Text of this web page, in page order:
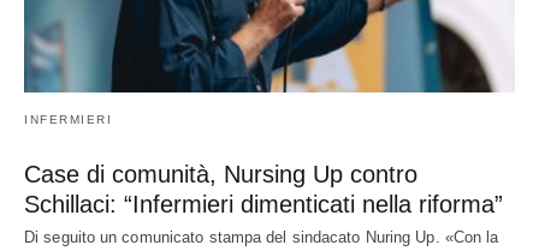
INFERMIERI
Case di comunità, Nursing Up contro
Schillaci: “Infermieri dimenticati nella riforma”
Di seguito un comunicato stampa del sindacato Nuring Up. «Con la